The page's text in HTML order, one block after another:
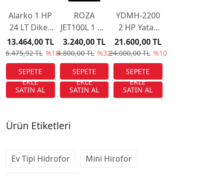
Alarko 1 HP
24 LT Dikey
Tanklı
Hidrofor Seti
– 4 Kat 4
Daireye
Uygun
16.475,92 TL %18
13.464,00 TL
ROZA
JET100L 1 HP
Kendinden
Emişli Jet
Pompa
(Yüksek
Performanslı)
4.800,00 TL %32
3.240,00 TL
YDMH-2200
2 HP Yatay
Hidrofor |
220V
Monofaze |
100 LT Tank
24.000,00 TL %10
21.600,00 TL
Ürün Etiketleri
Ev Tipi Hidrofor Mini Hirofor